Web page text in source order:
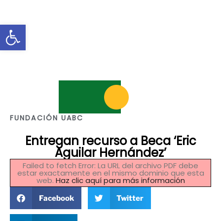
Abrir barra de herramientas
FUNDACIÓN UABC
Entregan recurso a Beca ‘Eric
Aguilar Hernández’
Failed to fetch Error: La URL del archivo PDF debe
estar exactamente en el mismo dominio que esta
web. Haz clic aquí para más información
Facebook Twitter